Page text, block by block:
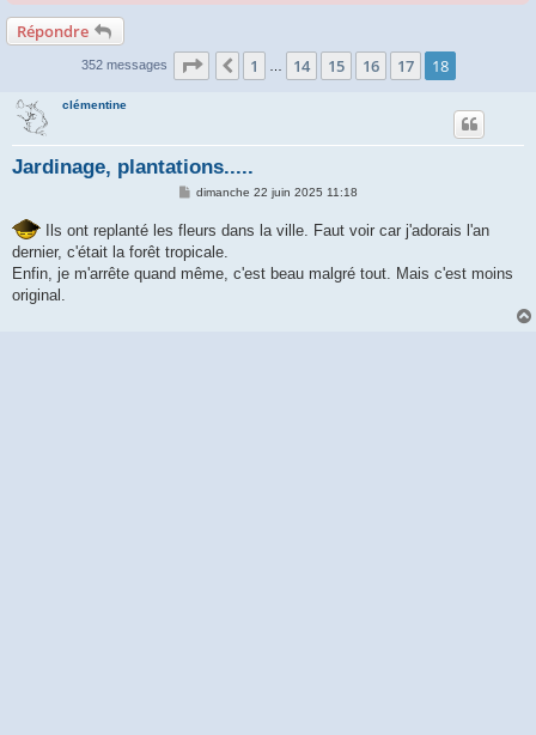
Répondre
352 messages Page 18 sur 18
Précédente
1 14 15 16 17 18
clémentine
Jardinage, plantations.....
M
s
a
e
dimanche 22 juin 2025 11:18
Ils ont replanté les fleurs dans la ville. Faut voir car j'adorais l'an
dernier, c'était la forêt tropicale.
Enfin, je m'arrête quand même, c'est beau malgré tout. Mais c'est moins
original.